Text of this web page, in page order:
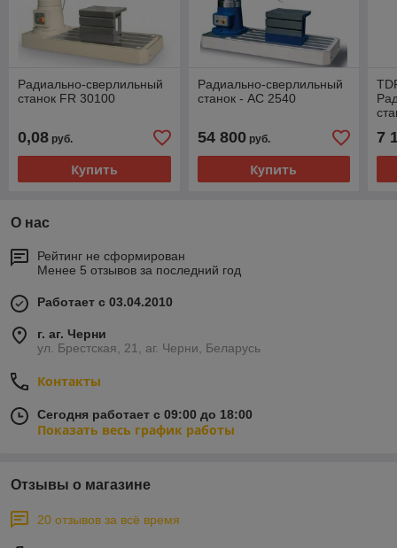
Радиально-сверлильный
станок FR 30100
0,08 руб.
Купить
Радиально-сверлильный
станок - АС 2540
54 800руб.
Купить
7
О нас
Рейтинг не сформирован
Менее 5 отзывов за последний год
Работает с 03.04.2010
г. аг. Черни
ул. Брестская, 21, аг. Черни, Беларусь
Контакты
Сегодня работает с 09:00 до 18:00
Показать весь график работы
Отзывы о магазине
20 отзывов за всё время